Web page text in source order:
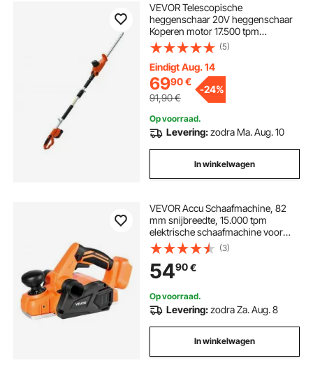
VEVOR Telescopische
heggenschaar 20V heggenschaar
Koperen motor 17.500 tpm
Elektrische heggenschaar 46 cm
Meslengte 188-239 cm
Uitschuifbaar 16 mm Snijdiameter
30-150° Draaibaar Inclusief
snellader Accu
(5)
Eindigt Aug. 14
6990€
91,90€
-24%
Op voorraad.
Levering:zodra Ma. Aug. 10
In winkelwagen
VEVOR Accu Schaafmachine, 82
mm snijbreedte, 15.000 tpm
elektrische schaafmachine voor
hout met borstelloze motor,
instelbare snijdiepte voor
houtbewerking, compatibel met
VEVOR 18V ​​accu (alleen
gereedschap)
(3)
5490€
Op voorraad.
Levering:zodra Za. Aug. 8
In winkelwagen